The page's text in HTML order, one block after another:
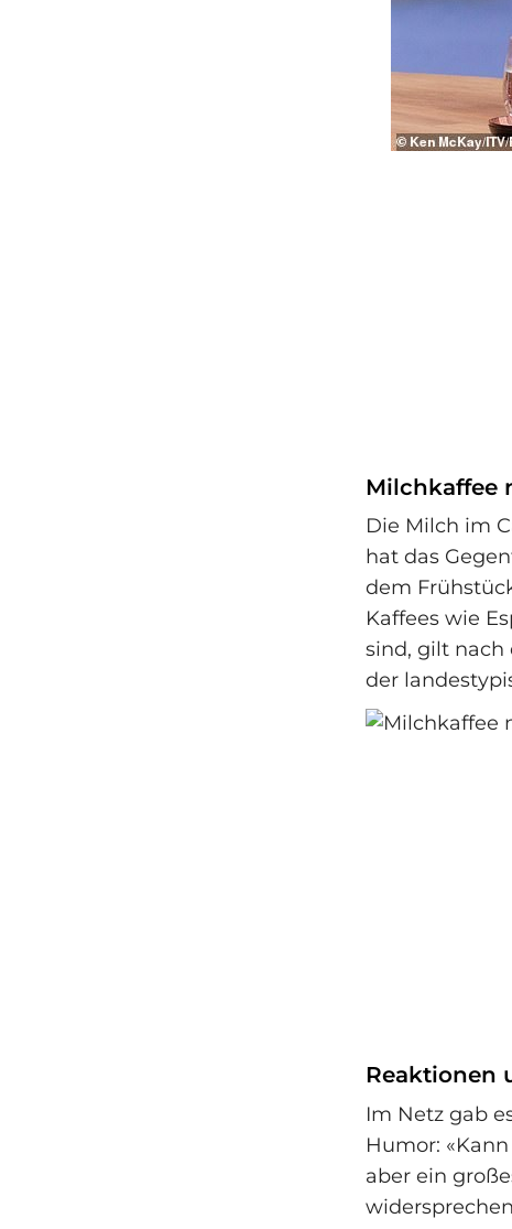
Milchkaffee
Die Milch im
hat das
dem
Kaffees wie
sind, gilt nach
der
Reaktionen
Im Netz gab
Humor:
aber ein